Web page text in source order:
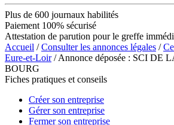
Plus de 600 journaux habilités
Paiement 100% sécurisé
Attestation de parution pour le greffe
Accueil /Consulter les annonces légales /
Eure-et-Loir/ Annonce déposée : SCI DE
BOURG
Fiches pratiques et conseils
Créer son entreprise
Gérer son entreprise
Fermer son entreprise